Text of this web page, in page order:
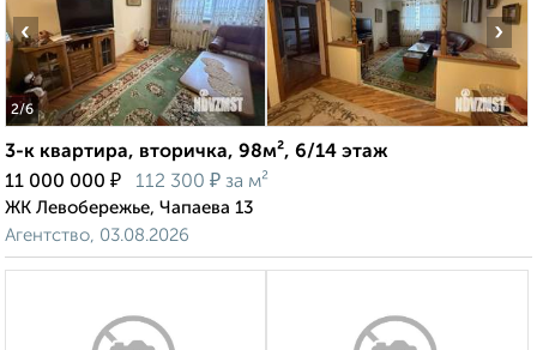
2/6
‹ ›
3-к квартира, вторичка, 98м², 6/14 этаж
11 000 000 ₽ 112 300 ₽ за м²
ЖК Левобережье, Чапаева 13
Агентство, 03.08.2026